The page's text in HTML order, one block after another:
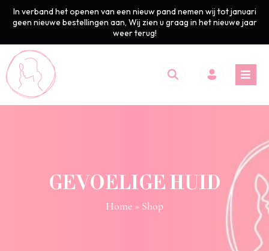
In verband het openen van een nieuw pand nemen wij tot januari
geen nieuwe bestellingen aan, Wij zien u graag in het nieuwe jaar
weer terug!
GEVOELIGE HUID
Home » Shop